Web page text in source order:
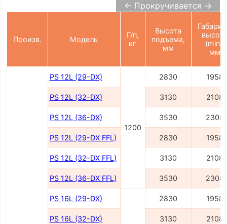
← Прокручивается →
Произв. Модель
Г/п,
кг
Высота
подъема,
мм
(min),
мм
PS 12L (29-DX)
1200
2830 1958
PS 12L (32-DX) 3130 2108
PS 12L (36-DX) 3530 2308
PS 12L (29-DX FFL) 2830 1958
PS 12L (32-DX FFL) 3130 2108
PS 12L (36-DX FFL) 3530 2308
PS 16L (29-DX) 2830 1958
PS 16L (32-DX) 3130 2108